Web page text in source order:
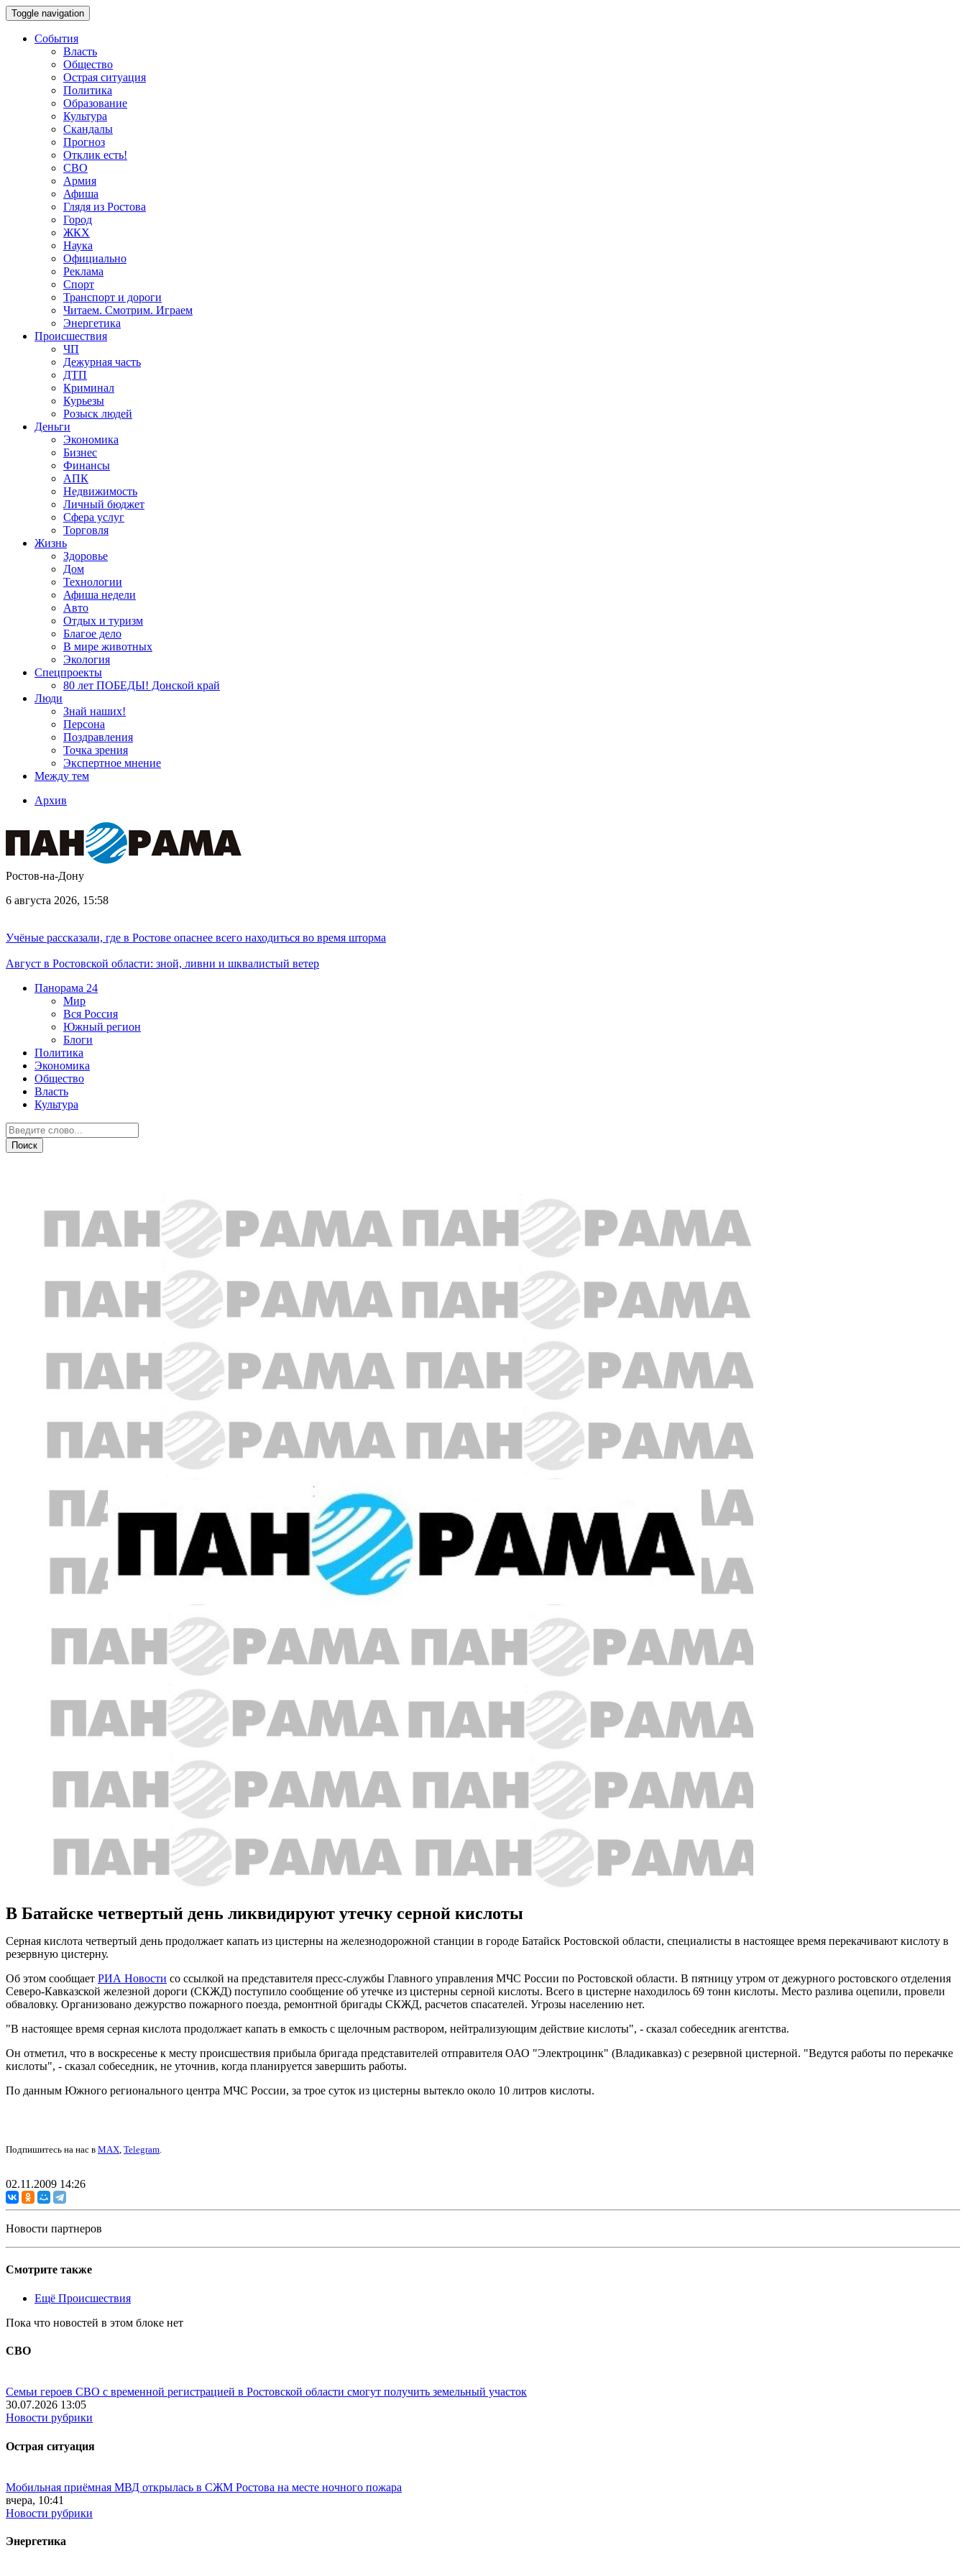
Toggle navigation
События
Власть
Общество
Острая ситуация
Политика
Образование
Культура
Скандалы
Прогноз
Отклик есть!
СВО
Армия
Афиша
Глядя из Ростова
Город
ЖКХ
Наука
Официально
Реклама
Спорт
Транспорт и дороги
Читаем. Смотрим. Играем
Энергетика
Происшествия
ЧП
Дежурная часть
ДТП
Криминал
Курьезы
Розыск людей
Деньги
Экономика
Бизнес
Финансы
АПК
Недвижимость
Личный бюджет
Сфера услуг
Торговля
Жизнь
Здоровье
Дом
Технологии
Афиша недели
Авто
Отдых и туризм
Благое дело
В мире животных
Экология
Спецпроекты
80 лет ПОБЕДЫ! Донской край
Люди
Знай наших!
Персона
Поздравления
Точка зрения
Экспертное мнение
Между тем
Архив
Ростов-на-Дону
6 августа 2026, 15:58
Учёные рассказали, где в Ростове опаснее всего находиться во время шторма
Август в Ростовской области: зной, ливни и шквалистый ветер
Панорама 24
Мир
Вся Россия
Южный регион
Блоги
Политика
Экономика
Общество
Власть
Культура
В Батайске четвертый день ликвидируют утечку серной кислоты
Серная кислота четвертый день продолжает капать из цистерны на железнодорожной станции в городе Батайск Ростовской области, специалисты в настоящее время перекачивают кислоту в
резервную цистерну.
Об этом сообщает РИА Новости со ссылкой на представителя пресс-службы Главного управления МЧС России по Ростовской области. В пятницу утром от дежурного ростовского отделения
Северо-Кавказской железной дороги (СКЖД) поступило сообщение об утечке из цистерны серной кислоты. Всего в цистерне находилось 69 тонн кислоты. Место разлива оцепили, провели
обваловку. Организовано дежурство пожарного поезда, ремонтной бригады СКЖД, расчетов спасателей. Угрозы населению нет.
"В настоящее время серная кислота продолжает капать в емкость с щелочным раствором, нейтрализующим действие кислоты", - сказал собеседник агентства.
Он отметил, что в воскресенье к месту происшествия прибыла бригада представителей отправителя ОАО "Электроцинк" (Владикавказ) с резервной цистерной. "Ведутся работы по перекачке
кислоты", - сказал собеседник, не уточнив, когда планируется завершить работы.
По данным Южного регионального центра МЧС России, за трое суток из цистерны вытекло около 10 литров кислоты.
Подпишитесь на нас в MAX, Telegram.
02.11.2009 14:26
Новости партнеров
Смотрите также
Ещё Происшествия
Пока что новостей в этом блоке нет
СВО
Семьи героев СВО с временной регистрацией в Ростовской области смогут получить земельный участок
30.07.2026 13:05
Новости рубрики
Острая ситуация
Мобильная приёмная МВД открылась в СЖМ Ростова на месте ночного пожара
вчера, 10:41
Новости рубрики
Энергетика